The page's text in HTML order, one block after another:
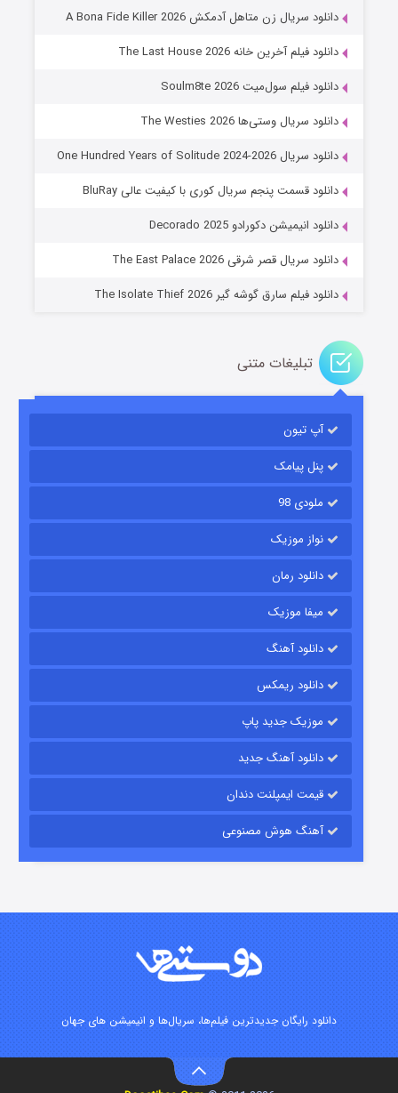
عملیات آپارتمان
قسمت۲ (زیرنویس) منتشر شد
قسمت
قسمت۷ (زیرنویس) منتشر شد
دانلود سریال زن متاهل آدمکش A Bona Fide Killer 2026
دانلود فیلم آخرین خانه The Last House 2026
دانلود فیلم سول‌میت Soulm8te 2026
دانلود سریال وستی‌ها The Westies 2026
دانلود سریال One Hundred Years of Solitude 2024-2026
دانلود قسمت پنجم سریال کوری با کیفیت عالی BluRay
دانلود انیمیشن دکورادو Decorado 2025
دانلود سریال قصر شرقی The East Palace 2026
دانلود فیلم سارق گوشه گیر The Isolate Thief 2026
تبلیغات متنی
آپ تیون
پنل پیامک
ملودی 98
نواز موزیک
دانلود رمان
میفا موزیک
دانلود آهنگ
دانلود ریمکس
موزیک جدید پاپ
دانلود آهنگ جدید
قیمت ایمپلنت دندان
آهنگ هوش مصنوعی
دانلود رایگان جدیدترین فیلم‌ها، سریال‌ها و انیمیشن های جهان